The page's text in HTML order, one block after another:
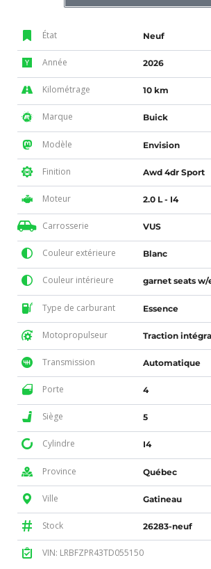
État Neuf
Année 2026
Kilométrage 10 km
Marque Buick
Modèle Envision
Finition Awd 4dr Sport
Moteur 2.0 L - I4
Carrosserie VUS
Couleur extérieure Blanc
Couleur intérieure garnet seats
Type de carburant Essence
Motopropulseur Traction
Transmission Automatique
Porte 4
Siège 5
Cylindre I4
Province Québec
Ville Gatineau
Stock 26283-neuf
VIN: LRBFZPR43TD055150